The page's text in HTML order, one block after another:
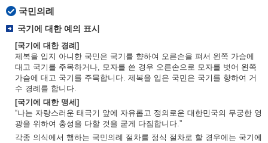
국민의례
국기에 대한 예의 표시
[국기에 대한 경례]
제복을 입지 아니한 국민은 국기를 향하여 오른손을 펴서 왼쪽 가슴에
대고 국기를 주목하거나, 모자를 쓴 경우 오른손으로 모자를 벗어 왼쪽
가슴에 대고 국기를 주목합니다. 제복을 입은 국민은 국기를 향하여 거
수 경례를 합니다.
[국기에 대한 맹세]
“나는 자랑스러운 태극기 앞에 자유롭고 정의로운 대한민국의 무궁한 영
광을 위하여 충성을 다할 것을 굳게 다짐합니다.”
각종 의식에서 행하는 국민의례 절차를 정식 절차로 할 경우에는 국기에